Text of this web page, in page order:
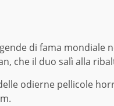
di fama mondiale
che il duo salì alla
odierne pellicole